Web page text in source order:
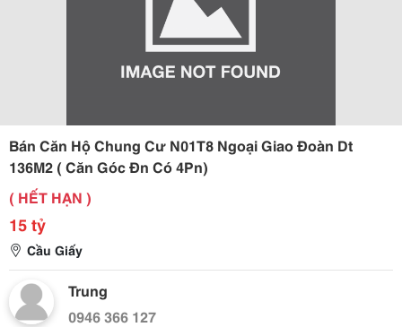
Bán Căn Hộ Chung Cư N01T8 Ngoại Giao Đoàn Dt
136M2 ( Căn Góc Đn Có 4Pn)
( HẾT HẠN )
15 tỷ
Cầu Giấy
Trung
0946 366 127